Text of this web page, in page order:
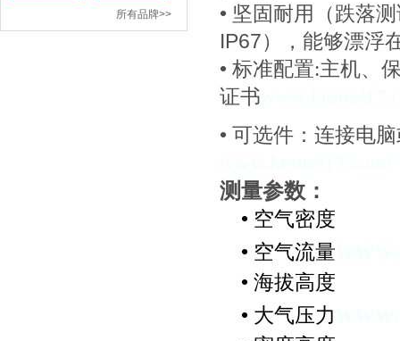
所有品牌>>
• 坚固耐用（跌落
IP67），能够漂浮
• 标准配置:主机、
证书
• 可选件：连接电
测量参数：
• 空气密度
• 空气流量
• 海拔高度
• 大气压力